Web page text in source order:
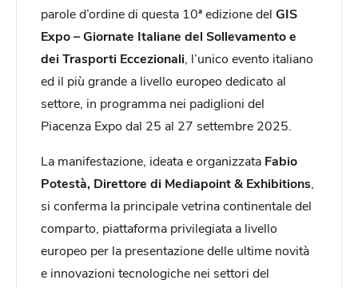
parole d’ordine di questa 10ª edizione del GIS
Expo – Giornate Italiane del Sollevamento e
dei Trasporti Eccezionali , l’unico evento italiano
ed il più grande a livello europeo dedicato al
settore, in programma nei padiglioni del
Piacenza Expo dal 25 al 27 settembre 2025.
La manifestazione, ideata e organizzata Fabio
Potestà, Direttore di Mediapoint & Exhibitions
si conferma la principale vetrina continentale del
comparto, piattaforma privilegiata a livello
europeo per la presentazione delle ultime novità
e innovazioni tecnologiche nei settori del